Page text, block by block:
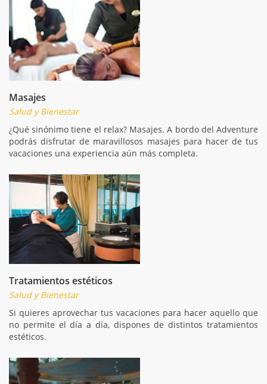
Masajes
Salud y Bienestar
¿Qué sinónimo tiene el relax? Masajes. A bordo del Adventure
podrás disfrutar de maravillosos masajes para hacer de tus
vacaciones una experiencia aún más completa.
Tratamientos estéticos
Salud y Bienestar
Si quieres aprovechar tus vacaciones para hacer aquello que
no permite el día a día, dispones de distintos tratamientos
estéticos.